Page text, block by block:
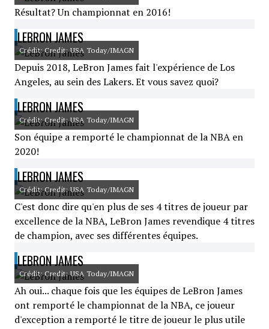
Résultat? Un championnat en 2016!
LEBRON JAMES
Crédit: Credit: USA Today/IMAGN
Depuis 2018, LeBron James fait l'expérience de Los
Angeles, au sein des Lakers. Et vous savez quoi?
LEBRON JAMES
Crédit: Credit: USA Today/IMAGN
Son équipe a remporté le championnat de la NBA en
2020!
LEBRON JAMES
Crédit: Credit: USA Today/IMAGN
C'est donc dire qu'en plus de ses 4 titres de joueur par
excellence de la NBA, LeBron James revendique 4 titres
de champion, avec ses différentes équipes.
LEBRON JAMES
Crédit: Credit: USA Today/IMAGN
Ah oui... chaque fois que les équipes de LeBron James
ont remporté le championnat de la NBA, ce joueur
d'exception a remporté le titre de joueur le plus utile